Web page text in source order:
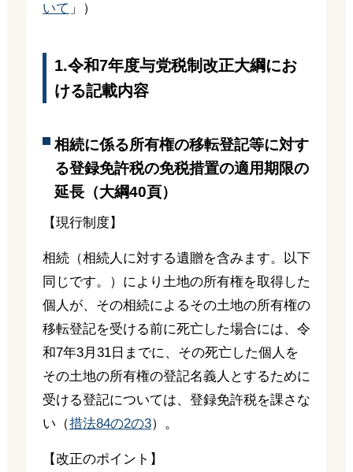
いて 」）
1.令和7年度与党税制改正大綱にお
ける記載内容
相続に係る所有権の移転登記等に対す
る登録免許税の免税措置の適用期限の
延長（大綱40頁）
【現行制度】
相続（相続人に対する遺贈を含みます。以下
同じです。）により土地の所有権を取得した
個人が、その相続によるその土地の所有権の
移転登記を受ける前に死亡した場合には、令
和7年3月31日までに、その死亡した個人を
その土地の所有権の登記名義人とするために
受ける登記については、登録免許税を課さな
い（措法84の2の3）。
【改正のポイント】